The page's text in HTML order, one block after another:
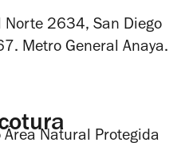
Norte 2634, San Diego
Metro General Anaya.
Natural Protegida